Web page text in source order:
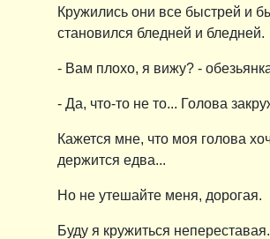
Кружились они все быстрей и
становился бледней и бледней.
- Вам плохо, я вижу? -
- Да, что-то не то... Голова
Кажется мне, что моя голова
держится едва...
Но не утешайте меня, дорогая.
Буду я кружиться непереставая.